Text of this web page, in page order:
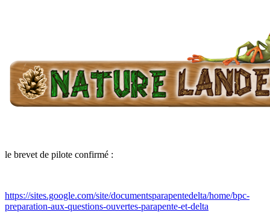
le brevet de pilote confirmé :
https://sites.google.com/site/documentsparapentedelta/home/bpc-
preparation-aux-questions-ouvertes-parapente-et-delta